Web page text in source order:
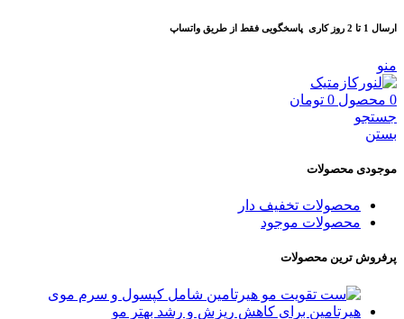
ارسال 1 تا 2 روز کاری پاسخگویی فقط از طریق واتساپ
منو
0 محصول 0 تومان
جستجو
بستن
موجودی محصولات
محصولات تخفیف دار
محصولات موجود
پرفروش ترین محصولات